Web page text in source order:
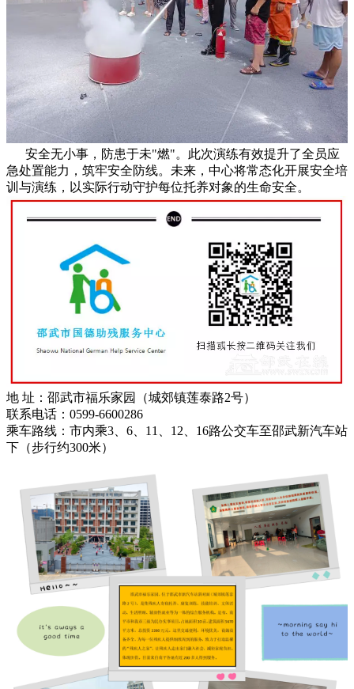
安全无小事，防患于未"燃"。此次演练有效提升了全员应
急处置能力，筑牢安全防线。未来，中心将常态化开展安全培
训与演练，以实际行动守护每位托养对象的生命安全。
地 址：邵武市福乐家园（城郊镇莲泰路2号）
联系电话：0599-6600286
乘车路线：市内乘3、6、11、12、16路公交车至邵武新汽车站
下（步行约300米）